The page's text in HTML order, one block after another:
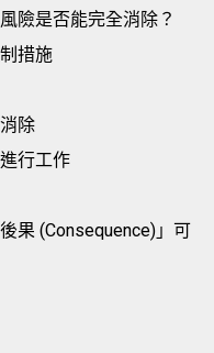
險是否能完全消除？
措施
除
行工作
果 (Consequence)」可